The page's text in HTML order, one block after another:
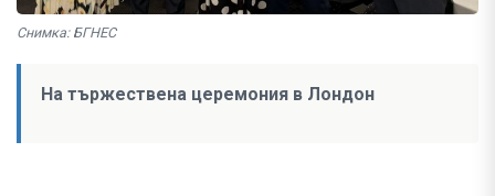
Снимка: БГНЕС
На тържествена церемония в Лондон